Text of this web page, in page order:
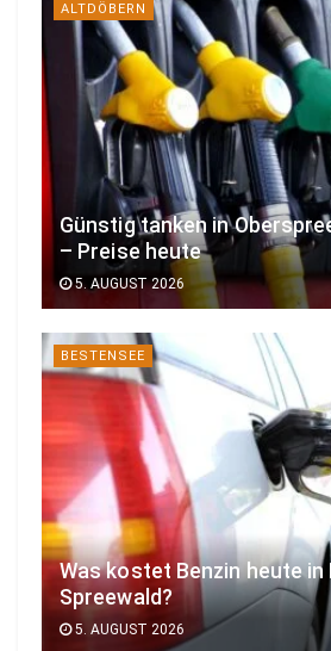
ALTDÖBERN
Günstig tanken in
– Preise heute
5. AUGUST 2026
BESTENSEE
Was kostet Benzin heute in
Spreewald?
5. AUGUST 2026